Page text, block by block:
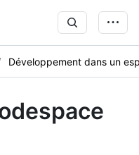
Développement dans un